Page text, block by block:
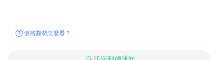
價格趨勢怎麼看？